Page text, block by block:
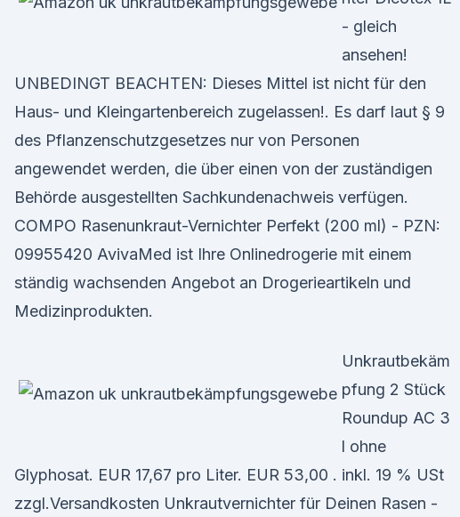
- gleich
ansehen!
UNBEDINGT BEACHTEN: Dieses Mittel ist nicht für den
Haus- und Kleingartenbereich zugelassen!. Es darf laut § 9
des Pflanzenschutzgesetzes nur von Personen
angewendet werden, die über einen von der zuständigen
Behörde ausgestellten Sachkundenachweis verfügen.
COMPO Rasenunkraut-Vernichter Perfekt (200 ml) - PZN:
09955420 AvivaMed ist Ihre Onlinedrogerie mit einem
ständig wachsenden Angebot an Drogerieartikeln und
Medizinprodukten.
Unkrautbekäm
pfung 2 Stück
Roundup AC 3
l ohne
Glyphosat. EUR 17,67 pro Liter. EUR 53,00 . inkl. 19 % USt
zzgl.Versandkosten Unkrautvernichter für Deinen Rasen -